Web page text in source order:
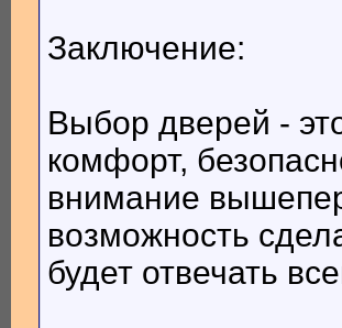
Заключение:
Выбор дверей -
комфорт,
внимание
возможность
будет отвечать